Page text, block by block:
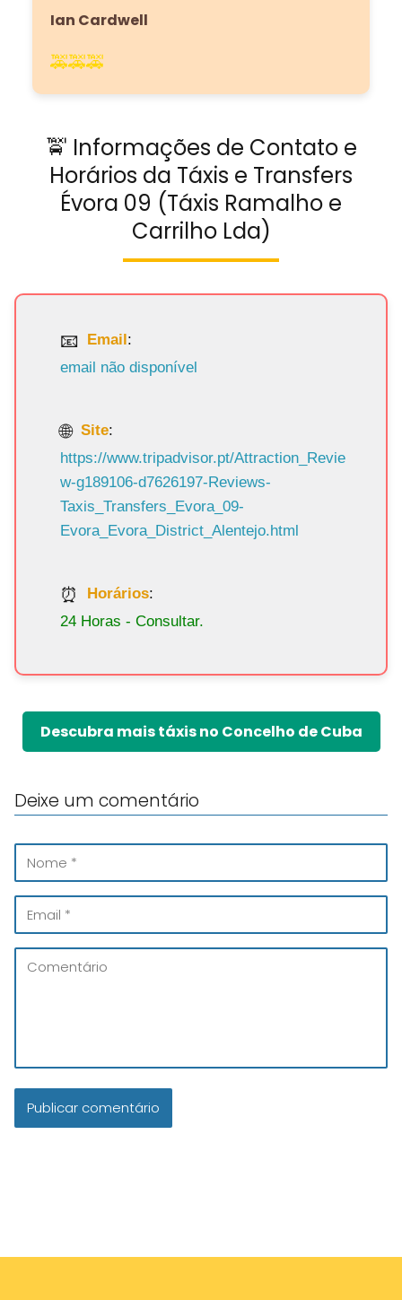
Ian Cardwell
🚕🚕🚕
🚖 Informações de Contato e
Horários da Táxis e Transfers
Évora 09 (Táxis Ramalho e
Carrilho Lda)
Email:
email não disponível
Site:
https://www.tripadvisor.pt/Attraction_Revie
w-g189106-d7626197-Reviews-
Taxis_Transfers_Evora_09-
Evora_Evora_District_Alentejo.html
Horários:
24 Horas - Consultar.
Descubra mais táxis no Concelho de Cuba
Deixe um comentário